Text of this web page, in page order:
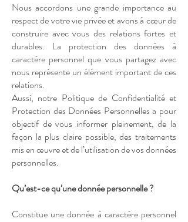
Nous accordons une grande importance au
respect de votre vie privée et avons à cœur de
construire avec vous des relations fortes et
durables. La protection des données à
caractère personnel que vous partagez avec
nous représente un élément important de ces
relations.
Aussi, notre Politique de Confidentialité et
Protection des Données Personnelles a pour
objectif de vous informer pleinement, de la
façon la plus claire possible, des traitements
mis en œuvre et de l’utilisation de vos données
personnelles.
Qu’est-ce qu’une donnée personnelle ?
Constitue une donnée à caractère personnel